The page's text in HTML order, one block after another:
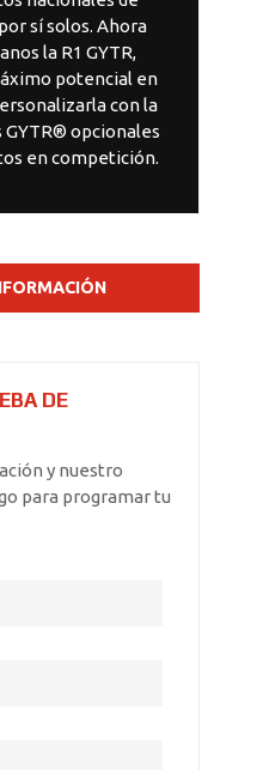
sí solos. Ahora
la R1 GYTR,
potencial en
con la
GYTR® opcionales
en competición.
DE
y nuestro
para programar tu